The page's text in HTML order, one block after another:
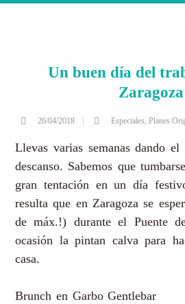
Un buen día del
Zaragoza
26/04/2018 Especiales, Planes
Llevas varias semanas dando
descanso. Sabemos que
gran tentación en un día
resulta que en Zaragoza se
de máx.!) durante el Puente
ocasión la pintan calva para
casa.
Brunch en Garbo Gentlebar